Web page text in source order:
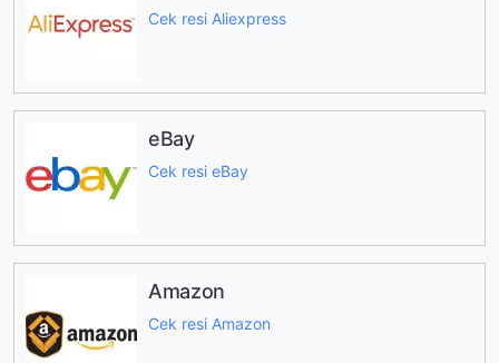
Cek resi Aliexpress
eBay
Cek resi eBay
Amazon
Cek resi Amazon